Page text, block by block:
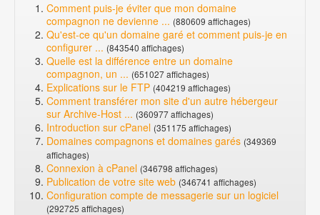
Comment puis-je éviter que mon domaine
compagnon ne devienne ... (880609 affichages)
Qu'est-ce qu'un domaine garé et comment puis-je en
configurer ... (843540 affichages)
Quelle est la différence entre un domaine
compagnon, un ... (651027 affichages)
Explications sur le FTP (404219 affichages)
Comment transférer mon site d'un autre hébergeur
sur Archive-Host ... (360977 affichages)
Introduction sur cPanel (351175 affichages)
Domaines compagnons et domaines garés (349369
affichages)
Connexion à cPanel (346798 affichages)
Publication de votre site web (346741 affichages)
Configuration compte de messagerie sur un logiciel
(292725 affichages)